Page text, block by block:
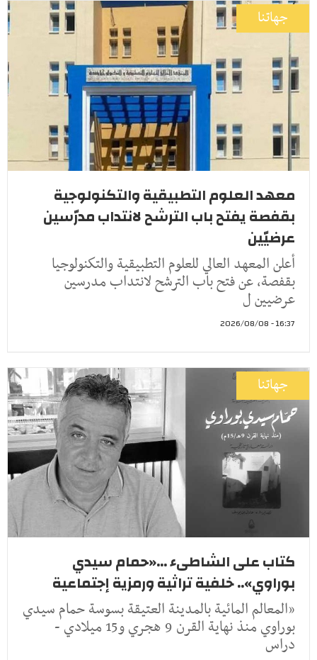
جهاتنا
معهد العلوم التطبيقية والتكنولوجية
بقفصة يفتح باب الترشح لانتداب مدرّسين
عرضيّين
أعلن المعهد العالي للعلوم التطبيقية والتكنولوجيا
بقفصة، عن فتح باب الترشح لانتداب مدرسين
عرضيين ل
16:37 - 2026/08/08
جهاتنا
كتاب على الشاطىء ...«حمام سيدي
بوراوي».. خلفية تراثية ورمزية إجتماعية
«المعالم المائية بالمدينة العتيقة بسوسة حمام سيدي
بوراوي منذ نهاية القرن 9 هجري و15 ميلادي -
دراس